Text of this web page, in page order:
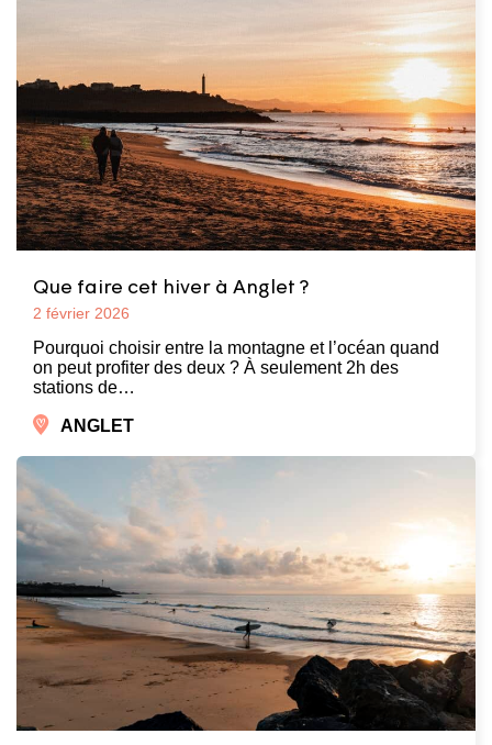
Que faire cet hiver à Anglet ?
2 février 2026
Pourquoi choisir entre la montagne et l’océan quand
on peut profiter des deux ? À seulement 2h des
stations de…
ANGLET